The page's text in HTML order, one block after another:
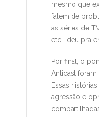
mesmo que
falem de
as séries de
etc… deu pra
Por final, o
Anticast foram
Essas
agressão e